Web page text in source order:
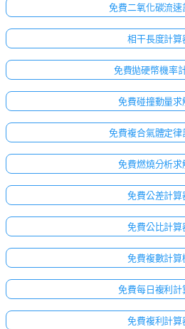
免費二氧化碳流速
相干長度計算
免費拋硬幣機率
免費碰撞動量求
免費複合氣體定律
免費燃燒分析求
免費公差計算
免費公比計算
免費複數計算
免費每日複利計
免費複利計算